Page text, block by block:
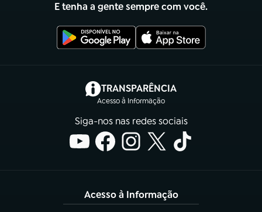
E tenha a gente sempre com você.
TRANSPARÊNCIA
Acesso à Informação
(abre em nova aba)
Siga-nos nas redes sociais
Acesso à Informação